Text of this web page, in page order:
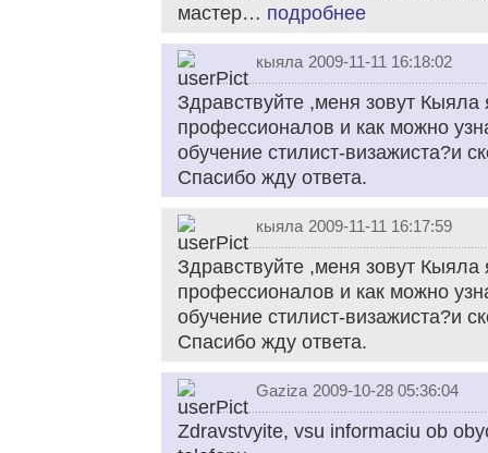
мастер… подробнее
кыяла 2009-11-11 16:18:02
Здравствуйте ,меня зовут Кыяла
профессионалов и как можно
обучение стилист-визажиста?и
Спасибо жду ответа.
кыяла 2009-11-11 16:17:59
Здравствуйте ,меня зовут Кыяла
профессионалов и как можно
обучение стилист-визажиста?и
Спасибо жду ответа.
Gaziza 2009-10-28 05:36:04
Zdravstvyite, vsu informaciu ob